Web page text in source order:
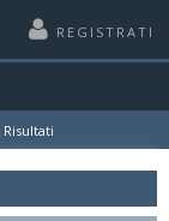
REGISTRATI
Risultati